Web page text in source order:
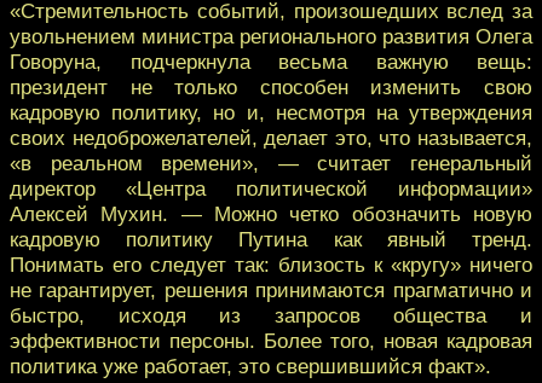
«Стремительность событий, произошедших вслед за
увольнением министра регионального развития Олега
Говоруна, подчеркнула весьма важную вещь:
президент не только способен изменить свою
кадровую политику, но и, несмотря на утверждения
своих недоброжелателей, делает это, что называется,
«в реальном времени», — считает генеральный
директор «Центра политической информации»
Алексей Мухин. — Можно четко обозначить новую
кадровую политику Путина как явный тренд.
Понимать его следует так: близость к «кругу» ничего
не гарантирует, решения принимаются прагматично и
быстро, исходя из запросов общества и
эффективности персоны. Более того, новая кадровая
политика уже работает, это свершившийся факт».